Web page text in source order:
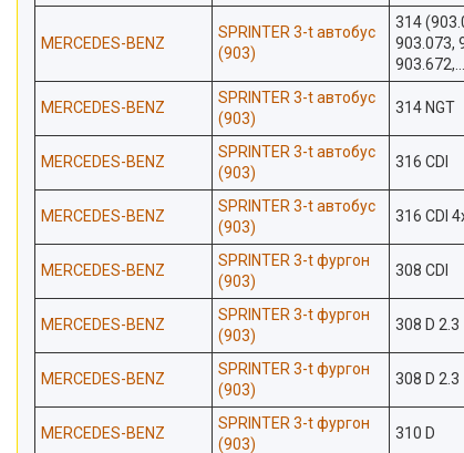
MERCEDES-BENZ
SPRINTER 3-t автобус
(903)
314
903.073,
903.672,...
MERCEDES-BENZ
SPRINTER 3-t автобус
(903)
314 NGT
MERCEDES-BENZ
SPRINTER 3-t автобус
(903)
316 CDI
MERCEDES-BENZ
SPRINTER 3-t автобус
(903)
316 CDI
MERCEDES-BENZ
SPRINTER 3-t фургон
(903)
308 CDI
MERCEDES-BENZ
SPRINTER 3-t фургон
(903)
308 D 2.3
MERCEDES-BENZ
SPRINTER 3-t фургон
(903)
308 D 2.3
MERCEDES-BENZ
SPRINTER 3-t фургон
(903)
310 D